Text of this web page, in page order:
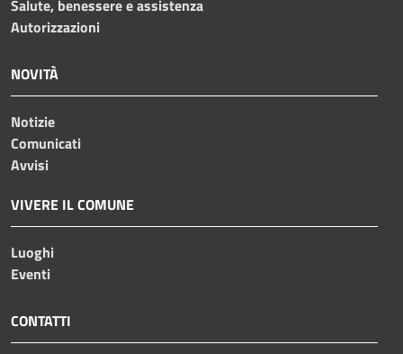
Salute, benessere e assistenza
Autorizzazioni
NOVITÀ
Notizie
Comunicati
Avvisi
VIVERE IL COMUNE
Luoghi
Eventi
CONTATTI